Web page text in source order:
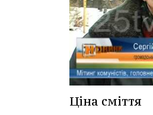
Ціна сміття